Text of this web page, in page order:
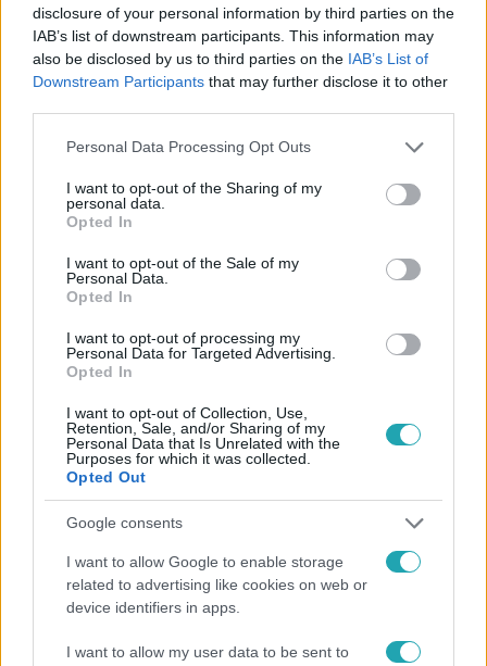
disclosure of your personal information by third parties on the
IAB’s list of downstream participants. This information may
also be disclosed by us to third parties on the IAB’s List of
Downstream Participants that may further disclose it to other
Please note that this website/app uses one or more Google
not limited to your visit or usage behaviour. You may click to
grant or deny consent to Google and its third-party tags to
use your data for below specified purposes in below Google
consent section.
Personal Data Processing Opt Outs
I want to opt-out of the Sharing of my
personal data.
Opted In
I want to opt-out of the Sale of my
Personal Data.
Opted In
I want to opt-out of processing my
Personal Data for Targeted Advertising.
Opted In
I want to opt-out of Collection, Use,
Retention, Sale, and/or Sharing of my
Personal Data that Is Unrelated with the
Purposes for which it was collected.
Opted Out
Google consents
I want to allow Google to enable storage
related to advertising like cookies on web or
device identifiers in apps.
I want to allow my user data to be sent to
Kövess minket, és értesülj a friss hírekről a
Facebookon is!
AZ ÁRULÓK – GYILKOSSÁG A KASTÉLYBAN
4. RÉSZ # TÓTH SZABOLCS GÖRÖG ZITA
ÁRTATLANOK #ÁRULÓK #GYILKOSOK
KEREKASZTAL CEREMÓNIA
Népszerű